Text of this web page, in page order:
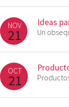
NOV
21
Ideas
Un
OCT
21